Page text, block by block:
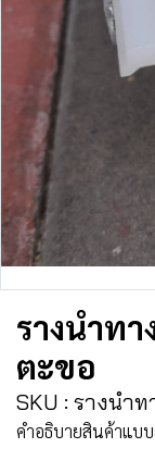
รางนำทา
ตะขอ
SKU : รางนำ
คำอธิบายสินค้าแบ